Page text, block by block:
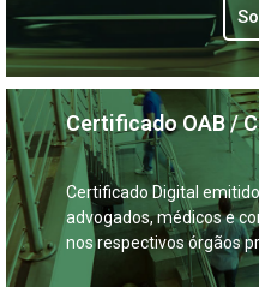
Certificado OAB /
Certificado Digital
advogados, médicos e
nos respectivos órgãos